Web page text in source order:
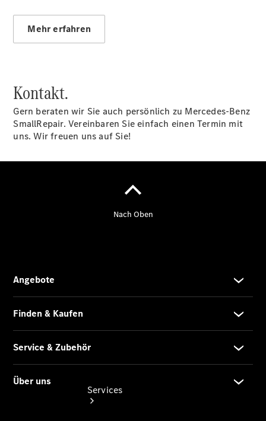
Kastenwagen
- elektrisch
Citan
elektrisch
Umbaulösungen
Services
Mehr erfahren
Kontakt.
Gern beraten wir Sie auch persönlich zu Mercedes-Benz
SmallRepair. Vereinbaren Sie einfach einen Termin mit
uns. Wir freuen uns auf Sie!